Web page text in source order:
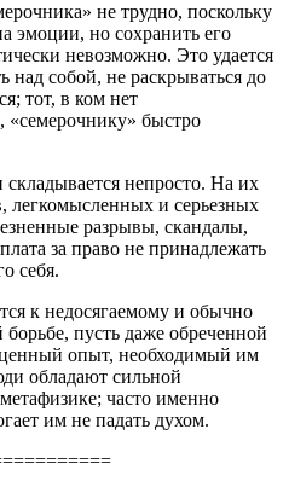
не трудно, поскольку
эмоции, но сохранить его
невозможно. Это удается
над собой, не раскрываться до
тот, в ком нет
«семерочнику» быстро
непросто. На их
легкомысленных и серьезных
разрывы, скандалы,
за право не принадлежать
себя.
к недосягаемому и обычно
пусть даже обреченной
опыт, необходимый им
обладают сильной
часто именно
им не падать духом.